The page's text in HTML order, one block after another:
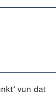
vun dat